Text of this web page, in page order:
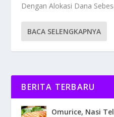
Dengan Alokasi Dana
BACA SELENGKAPNYA
BERITA TERBARU
Omurice, Nasi